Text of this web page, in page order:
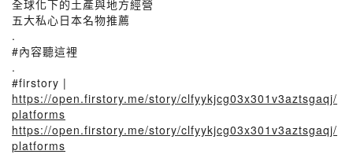
全球化下的土產與地方經營
五大私心日本名物推薦
.
#內容聽這裡
.
#firstory |
https://open.firstory.me/story/clfyykjcg03x301v3aztsgaqj/
platforms
https://open.firstory.me/story/clfyykjcg03x301v3aztsgaqj/
platforms